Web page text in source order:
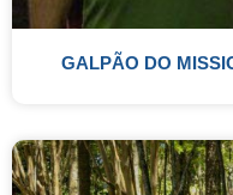
GALPÃO DO